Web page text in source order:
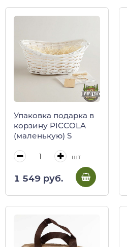
Упаковка подарка в
корзину PICCOLA
(маленькую) S
шт
1 549 руб.